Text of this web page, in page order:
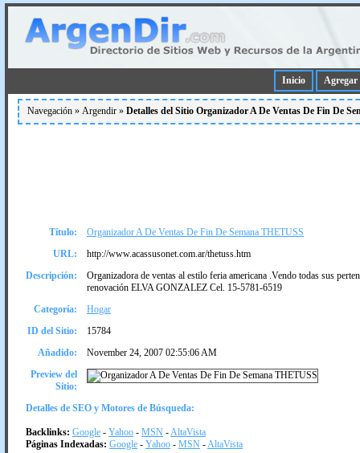
Inicio Agregar
Navegación » Argendir » Detalles del Sitio Organizador A De Ventas De Fin De
Título:
Organizador A De Ventas De Fin De Semana THETUSS
URL:
http://www.acassusonet.com.ar/thetuss.htm
Descripción:
Organizadora de ventas al estilo feria americana .Vendo todas sus
renovación ELVA GONZALEZ Cel. 15-5781-6519
Categoría:
Hogar
ID del Sitio:
15784
Añadido:
November 24, 2007 02:55:06 AM
Preview del
Sitio:
Detalles de SEO y Motores de Búsqueda:
Backlinks: Google - Yahoo - MSN -AltaVista
Páginas Indexadas: Google - Yahoo - MSN -AltaVista